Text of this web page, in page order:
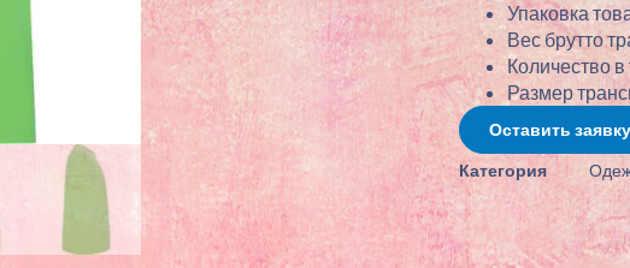
Упаковка
Вес брутто
Количество
Размер
Оставить заявку
Категория